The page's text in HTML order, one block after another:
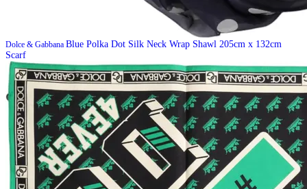
Dolce & Gabbana Blue Polka Dot Silk Neck Wrap Shawl 205cm x 132cm
Scarf